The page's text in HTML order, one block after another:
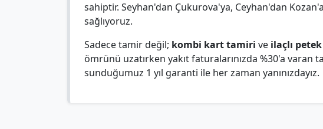
sahiptir. Seyhan'dan Çukurova'ya, Ceyhan'dan
sağlıyoruz.
Sadece tamir değil; kombi kart tamiri ve ilaçlı
ömrünü uzatırken yakıt faturalarınızda %30'a varan
sunduğumuz 1 yıl garanti ile her zaman yanınızdayız.